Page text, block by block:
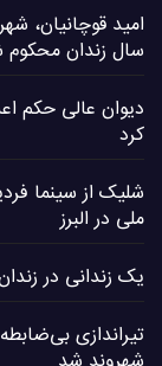
سال زندان
دیوان عالی حکم
کرد
شلیک از سینما
ملی در البرز
یک زندانی در
تیراندازی